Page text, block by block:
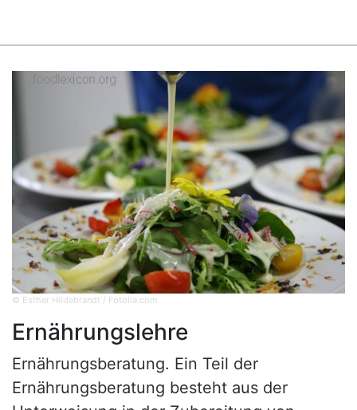
© Esther Hildebrandt / Fotolia.com
Ernährungslehre
Ernährungsberatung. Ein Teil der
Ernährungsberatung besteht aus der